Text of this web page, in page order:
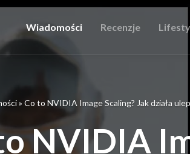
Wiadomości Recenzje
» Co to NVIDIA Image Scaling? Jak działa
NVIDIA